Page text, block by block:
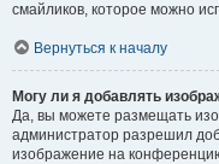
смайликов, которое можно
Вернуться к началу
Могу ли я добавлять
Да, вы можете размещать
администратор разрешил
изображение на